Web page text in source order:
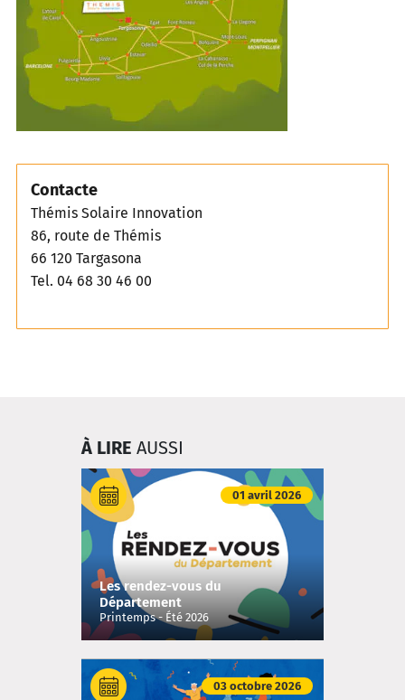
Contacte
Thémis Solaire Innovation
86, route de Thémis
66 120 Targasona
Tel. 04 68 30 46 00
À LIRE AUSSI
01 avril 2026
Les rendez-vous du
Département
Printemps - Été 2026
03 octobre 2026